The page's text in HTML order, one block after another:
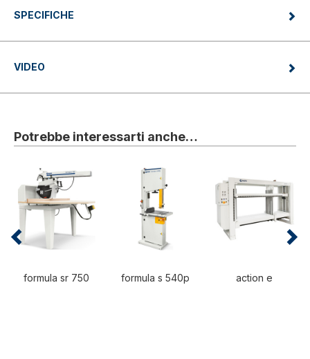
SPECIFICHE
VIDEO
Potrebbe interessarti anche…
formula sr 750 formula s 540p action e